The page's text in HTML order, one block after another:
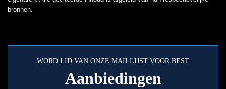
bronnen.
WORD LID VAN ONZE MAILLIJST VOOR BEST
Aanbiedingen